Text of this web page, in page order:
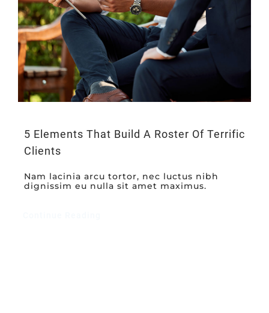
5 Elements That Build A Roster Of Terrific
Clients
Nam lacinia arcu tortor, nec luctus nibh
dignissim eu nulla sit amet maximus.